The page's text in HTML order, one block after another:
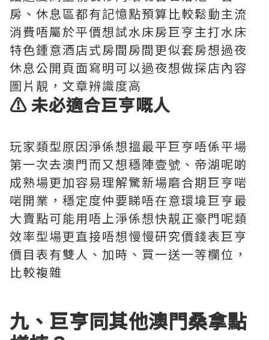
房、休息區都有記憶點預算比較鬆動主流
消費唔屬於平價想試水床房巨亨主打水床
特色鍾意酒店式房間房間更似套房想過夜
休息公開頁面寫明可以過夜想做探店內容
圖片靚，文章辨識度高
⚠️ 未必適合巨亨嘅人
玩家類型原因淨係想搵最平巨亨唔係平場
第一次去澳門而又想穩陣壹號、帝湖呢啲
成熟場更加容易理解驚新場磨合期巨亨啱
啱開業，穩定度仲要睇唔在意環境巨亨最
大賣點可能用唔上淨係想快靚正豪門呢類
效率型場更直接唔想慢慢研究價錢表巨亨
價目表有雙人、加時、買一送一等欄位，
比較複雜
九、巨亨同其他澳門桑拿點